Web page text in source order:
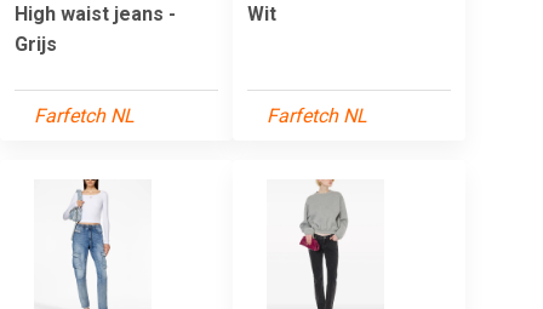
High waist jeans -
Grijs
Farfetch NL
Wit
Farfetch NL